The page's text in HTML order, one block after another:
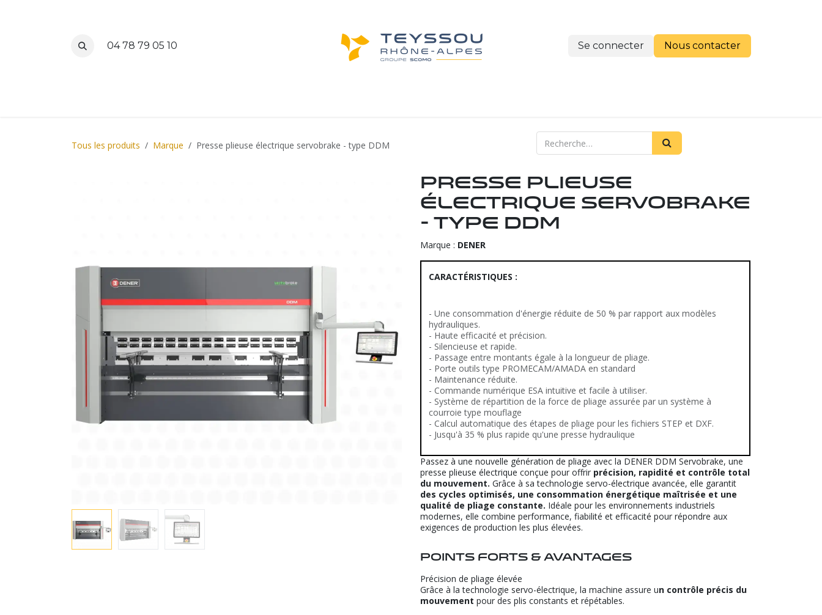
04 78 79 05 10 Se connecter Nous cont​​​​acter
Tous les produits Marque Presse plieuse électrique servobrake - type DDM
Presse plieuse
électrique servobrake
- type DDM
Marque : DENER
CARACTÉRISTIQUES :
- Une consommation d'énergie réduite de 50 % par rapport aux modèles
hydrauliques.
- Haute efficacité et précision.
- Silencieuse et rapide.
- Passage entre montants égale à la longueur de pliage.
- Porte outils type PROMECAM/AMADA en standard
- Maintenance réduite.
- Commande numérique ESA intuitive et facile à utiliser.
- Système de répartition de la force de pliage assurée par un système à
courroie type mouflage
- Calcul automatique des étapes de pliage pour les fichiers STEP et DXF.
- Jusqu'à 35 % plus rapide qu'une presse hydraulique
Passez à une nouvelle génération de pliage avec la DENER DDM Servobrake, une
presse plieuse électrique conçue pour offrir précision, rapidité et contrôle total
du mouvement. Grâce à sa technologie servo-électrique avancée, elle garantit
des cycles optimisés, une consommation énergétique maîtrisée et une
qualité de pliage constante. Idéale pour les environnements industriels
modernes, elle combine performance, fiabilité et efficacité pour répondre aux
exigences de production les plus élevées.
Points forts & avantages
Précision de pliage élevée
Grâce à la technologie servo-électrique, la machine assure un contrôle précis du
mouvement pour des plis constants et répétables.